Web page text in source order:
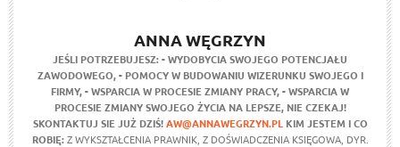
ANNA WĘGRZYN
JEŚLI POTRZEBUJESZ:- WYDOBYCIA SWOJEGO POTENCJAŁU
ZAWODOWEGO, - POMOCY W BUDOWANIU WIZERUNKU SWOJEGO I
FIRMY,- WSPARCIA W PROCESIE ZMIANY PRACY,- WSPARCIA W
PROCESIE ZMIANY SWOJEGO ŻYCIA NA LEPSZE, NIE CZEKAJ!
SKONTAKTUJ SIE JUŻ DZIŚ!AW@ANNAWEGRZYN.PL KIM JESTEM I CO
ROBIĘ:Z WYKSZTAŁCENIA PRAWNIK, Z DOŚWIADCZENIA KSIĘGOWA, DYR.